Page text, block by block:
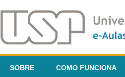
SOBRE COMO FUNCIONA